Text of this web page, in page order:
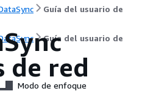
Guía del usuario de
Guía del usuario de
de red
Modo de enfoque